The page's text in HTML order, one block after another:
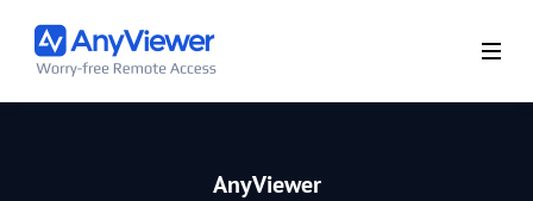
AnyViewer